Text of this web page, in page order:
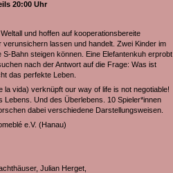
20:00 Uhr
und hoffen auf kooperationsbereite
lassen und handelt. Zwei Kinder im
Bahn steigen können. Eine Elefantenkuh erprobt
nach der Antwort auf die Frage: Was ist
das perfekte Leben.
vida) verknüpft our way of life is not negotiable!
Und des Überlebens. 10 Spieler*innen
dabei verschiedene Darstellungsweisen.
e.V. (Hanau)
Julian Herget,